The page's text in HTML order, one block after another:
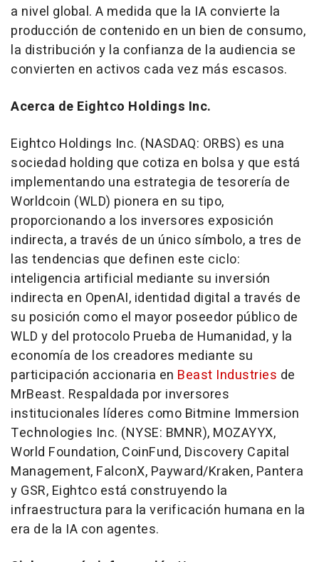
a nivel global. A medida que la IA convierte la
producción de contenido en un bien de consumo,
la distribución y la confianza de la audiencia se
convierten en activos cada vez más escasos.
Acerca de Eightco Holdings Inc.
Eightco Holdings Inc. (NASDAQ: ORBS) es una
sociedad holding que cotiza en bolsa y que está
implementando una estrategia de tesorería de
Worldcoin (WLD) pionera en su tipo,
proporcionando a los inversores exposición
indirecta, a través de un único símbolo, a tres de
las tendencias que definen este ciclo:
inteligencia artificial mediante su inversión
indirecta en OpenAI, identidad digital a través de
su posición como el mayor poseedor público de
WLD y del protocolo Prueba de Humanidad, y la
economía de los creadores mediante su
participación accionaria en Beast Industries de
MrBeast. Respaldada por inversores
institucionales líderes como Bitmine Immersion
Technologies Inc. (NYSE: BMNR), MOZAYYX,
World Foundation, CoinFund, Discovery Capital
Management, FalconX, Payward/Kraken, Pantera
y GSR, Eightco está construyendo la
infraestructura para la verificación humana en la
era de la IA con agentes.